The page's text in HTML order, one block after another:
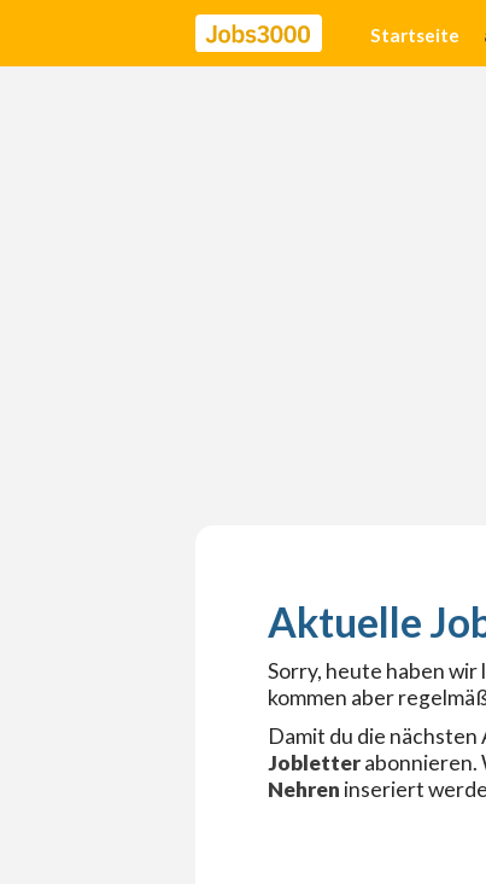
Startseite
Sorry, heute haben
kommen aber
Damit du die
Jobletterabonnieren.
Nehren inseriert